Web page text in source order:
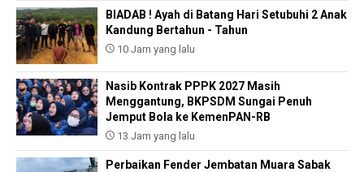
BIADAB ! Ayah di Batang Hari Setubuhi 2 Anak
Kandung Bertahun - Tahun
10 Jam yang lalu
Nasib Kontrak PPPK 2027 Masih
Menggantung, BKPSDM Sungai Penuh
Jemput Bola ke KemenPAN-RB
13 Jam yang lalu
Perbaikan Fender Jembatan Muara Sabak